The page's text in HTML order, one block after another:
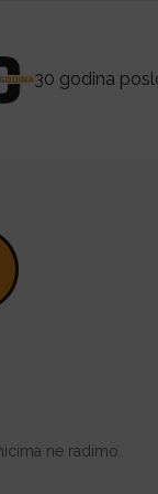
30 godina
ne radimo.